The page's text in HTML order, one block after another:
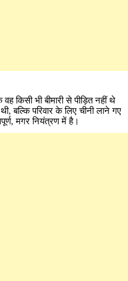
किसी भी बीमारी से पीड़ित नहीं थे
बल्कि परिवार के लिए चीनी लाने गए
मगर नियंत्रण में है।